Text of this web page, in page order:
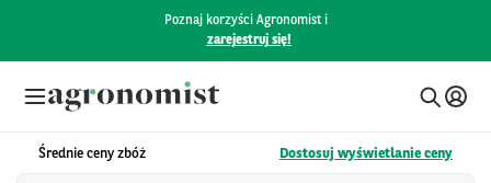
Poznaj korzyści Agronomist i
zarejestruj się!
Średnie ceny zbóż Dostosuj wyświetlanie ceny